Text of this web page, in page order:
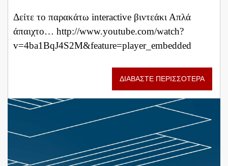
Δείτε το παρακάτω interactive βιντεάκι Απλά
άπαιχτο… http://www.youtube.com/watch?
v=4ba1BqJ4S2M&feature=player_embedded
ΔΙΑΒΑΣΤΕ ΠΕΡΙΣΣΟΤΕΡΑ